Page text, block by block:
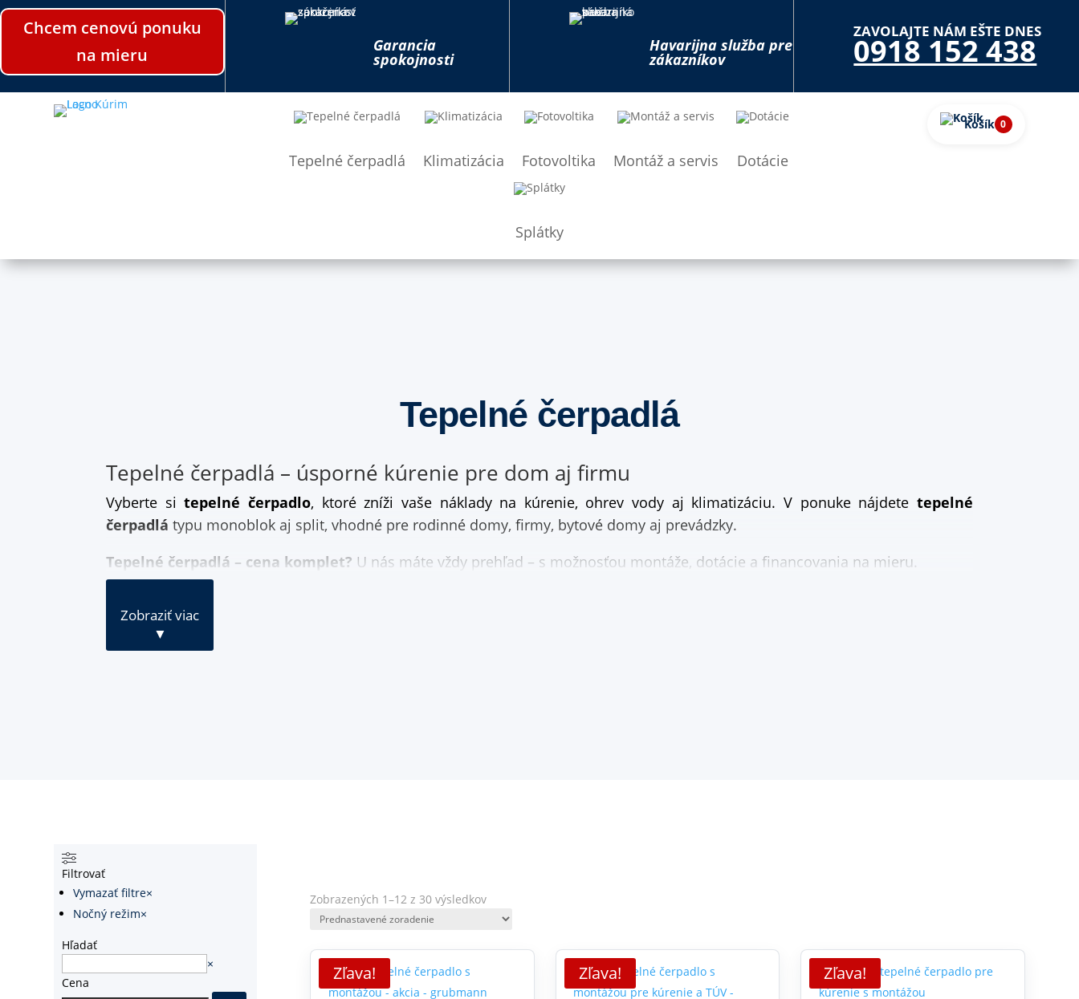
Chcem cenovú ponuku
na mieru
Garancia
spokojnosti
Havarijna služba pre
zákazníkov
ZAVOLAJTE NÁM EŠTE DNES
0918 152 438
Tepelné čerpadlá Klimatizácia Fotovoltika Montáž a servis Dotácie
Splátky
Košík 0
Tepelné čerpadlá
Tepelné čerpadlá – úsporné kúrenie pre dom aj firmu
Vyberte sitepelné čerpadlo, ktoré zníži vaše náklady na kúrenie, ohrev vody aj klimatizáciu. V ponuke nájdetetepelné
čerpadlá typu monoblok aj split, vhodné pre rodinné domy, firmy, bytové domy aj prevádzky.
Tepelné čerpadlá – cena komplet? U nás máte vždy prehľad – s možnosťou montáže, dotácie a financovania na mieru.
Zobraziť viac
▼
Filtrovať
Vymazať filtre×
Nočný režim×
Hľadať
×
Cena
Zobrazených 1–12 z 30 výsledkov
Zľava! Zľava! Zľava!